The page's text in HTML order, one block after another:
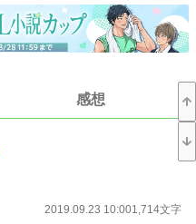
感想
2019.09.23 10:001,714文字